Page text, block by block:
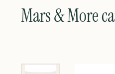
Mars & More